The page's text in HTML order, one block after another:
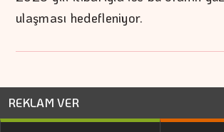
ulaşması hedefleniyor.
REKLAM VER